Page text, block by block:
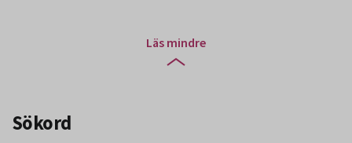
Läs mindre
Sökord